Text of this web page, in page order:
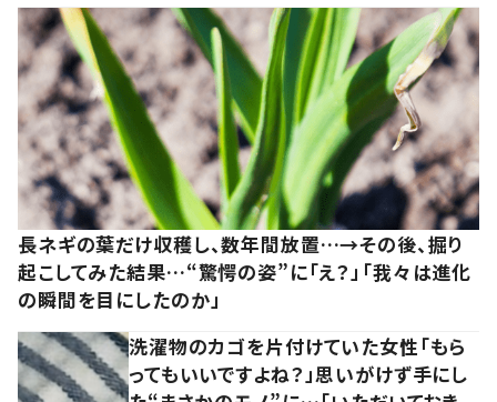
長ネギの葉だけ収穫し、数年間放置…→その後、掘り
起こしてみた結果…“驚愕の姿”に「え？」「我々は進化
の瞬間を目にしたのか」
洗濯物のカゴを片付けていた女性「もら
ってもいいですよね？」思いがけず手にし